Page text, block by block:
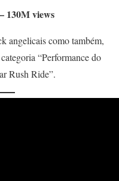
130M views
angelicais como também,
“Performance do
Rush Ride”.